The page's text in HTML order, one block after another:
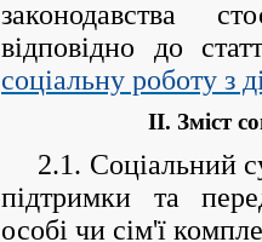
законодавства
відповідно до
соціальну роботу з
II. Зміст
2.1. Соціальний
підтримки та
особі чи сім'ї